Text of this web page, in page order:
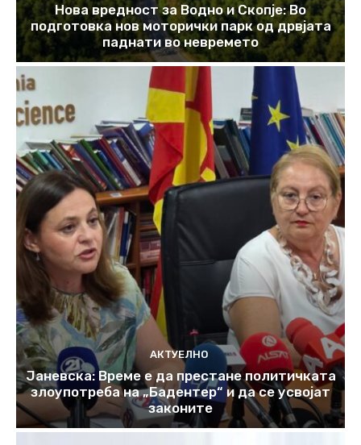
Нова вредност за Водно и Скопје: Во
подготовка нов моторички парк од дрвјата
паднати во невремето
АКТУЕЛНО
Јаневска: Време е да престане политичката
злоупотреба на „Бадентер“ и да се усвојат
законите